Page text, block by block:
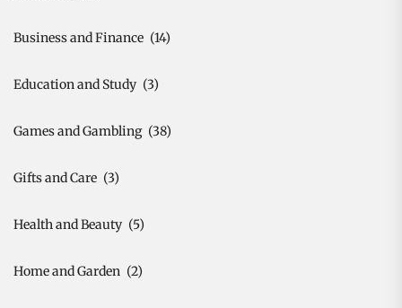
Business and Finance (14)
Education and Study (3)
Games and Gambling (38)
Gifts and Care (3)
Health and Beauty (5)
Home and Garden (2)